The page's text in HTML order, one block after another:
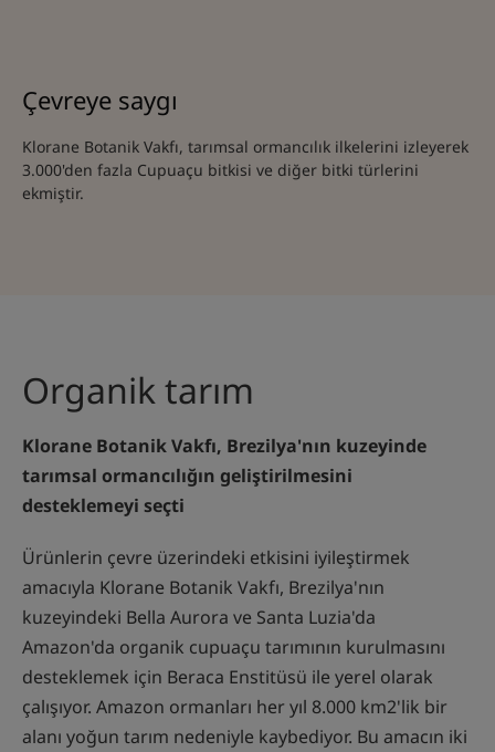
Çevreye saygı
Klorane Botanik Vakfı, tarımsal ormancılık ilkelerini izleyerek
3.000'den fazla Cupuaçu bitkisi ve diğer bitki türlerini
ekmiştir.
Organik tarım
Klorane Botanik Vakfı, Brezilya'nın kuzeyinde
tarımsal ormancılığın geliştirilmesini
desteklemeyi seçti
Ürünlerin çevre üzerindeki etkisini iyileştirmek
amacıyla Klorane Botanik Vakfı, Brezilya'nın
kuzeyindeki Bella Aurora ve Santa Luzia'da
Amazon'da organik cupuaçu tarımının kurulmasını
desteklemek için Beraca Enstitüsü ile yerel olarak
çalışıyor. Amazon ormanları her yıl 8.000 km2'lik bir
alanı yoğun tarım nedeniyle kaybediyor. Bu amacın iki